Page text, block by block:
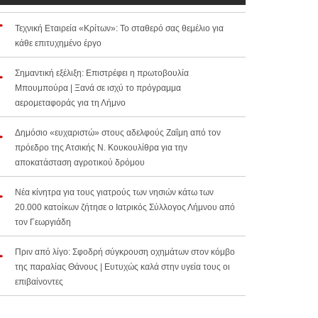
Τεχνική Εταιρεία «Κρίτων»: Το σταθερό σας θεμέλιο για
κάθε επιτυχημένο έργο
Σημαντική εξέλιξη: Επιστρέφει η πρωτοβουλία
Μπουμπούρα | Ξανά σε ισχύ το πρόγραμμα
αερομεταφοράς για τη Λήμνο
Δημόσιο «ευχαριστώ» στους αδελφούς Ζαΐμη από τον
πρόεδρο της Ατσικής Ν. Κουκουλίθρα για την
αποκατάσταση αγροτικού δρόμου
Νέα κίνητρα για τους γιατρούς των νησιών κάτω των
20.000 κατοίκων ζήτησε ο Ιατρικός Σύλλογος Λήμνου από
τον Γεωργιάδη
Πριν από λίγο: Σφοδρή σύγκρουση οχημάτων στον κόμβο
της παραλίας Θάνους | Ευτυχώς καλά στην υγεία τους οι
επιβαίνοντες